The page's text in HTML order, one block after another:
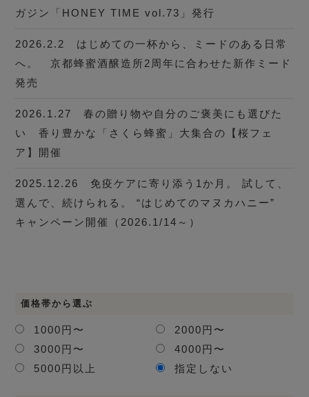
ガジン「HONEY TIME vol.73」発行
2026.2.2 はじめての一杯から、ミードのある日常
へ。 京都蜂蜜酒醸造所2周年に合わせた新作ミード
発売
2026.1.27 春の贈り物や自分のご褒美にも選びた
い 香り豊かな「さくら蜂蜜」大集合の【桜フェ
ア】開催
2025.12.26 免疫ケアに寄り添う1か月。 試して、
選んで、続けられる。 “はじめてのマヌカハニー”
キャンペーン開催（2026.1/14～）
価格帯から選ぶ
1000円〜
2000円〜
3000円〜
4000円〜
5000円以上
指定しない